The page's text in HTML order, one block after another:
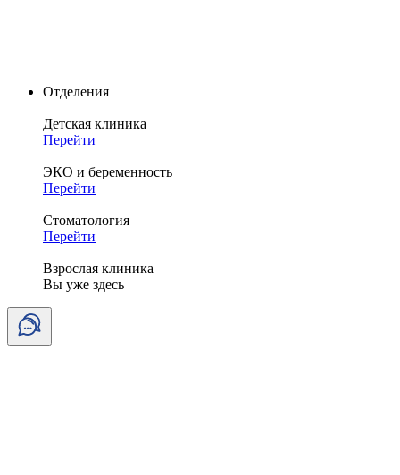
Отделения
Детская клиника
Перейти
ЭКО и беременность
Перейти
Стоматология
Перейти
Взрослая клиника
Вы уже здесь